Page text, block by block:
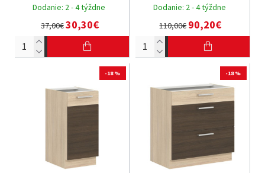
Dodanie: 2 - 4 týždne
37,00€30,30€
Dodanie: 2 - 4 týždne
110,00€90,20€
-18 % -18 %